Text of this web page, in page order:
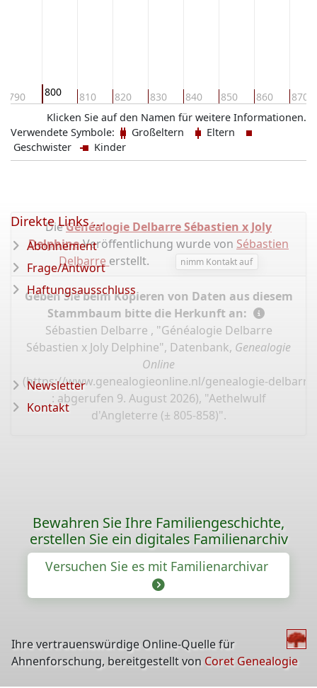
790 800 810 820 830 840 850 860 870
Klicken Sie auf den Namen für weitere Informationen.
Verwendete Symbole:
Großeltern
Eltern
Geschwister
Kinder
DieGénéalogie Delbarre Sébastien x Joly
Delphine-Veröffentlichung wurde von Sébastien
Delbarre erstellt. nimm Kontakt auf
Geben Sie beim Kopieren von Daten aus diesem
Stammbaum bitte die Herkunft an:
Sébastien Delbarre , "Généalogie Delbarre
Sébastien x Joly Delphine", Datenbank, Genealogie
Online
(https://www.genealogieonline.nl/genealogie-
: abgerufen 9. August 2026), "Aethelwulf
d'Angleterre (± 805-858)".
Direkte Links ...
Abonnement
Frage/Antwort
Haftungsausschluss
Newsletter
Kontakt
Bewahren Sie Ihre Familiengeschichte,
erstellen Sie ein digitales Familienarchiv
Versuchen Sie es mit Familienarchivar
Ihre vertrauenswürdige Online-Quelle für
Ahnenforschung, bereitgestellt von Coret Genealogie